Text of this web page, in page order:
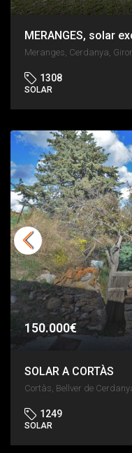
Meranges, Cerdanya,
1308
SOLAR
150.000€
SOLAR A CORTÀS
1249
SOLAR